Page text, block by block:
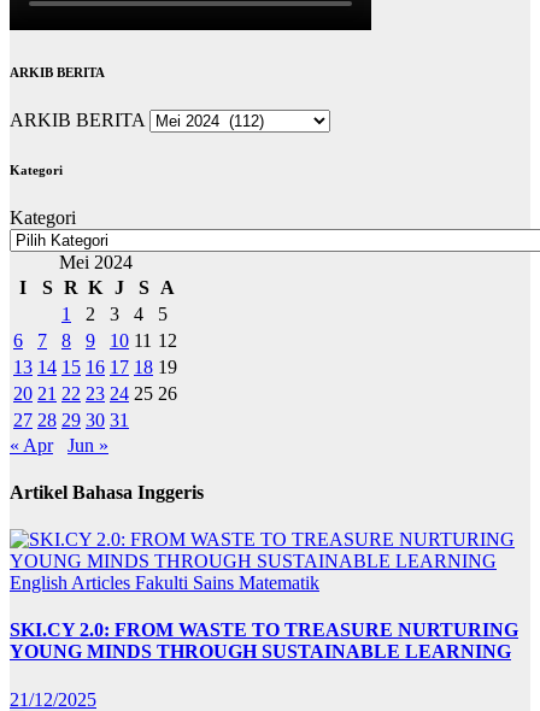
ARKIB BERITA
ARKIB BERITA
Kategori
Kategori
Mei 2024
I
S R K J S
A
1
2 3 4
5
6
7 8 9 10 11 12
13 14 15 16 17 18 19
20 21 22 23 24 25 26
27 28 29 30 31
« Apr
Jun »
Artikel Bahasa Inggeris
English Articles Fakulti Sains Matematik
SKI.CY 2.0: FROM WASTE TO TREASURE NURTURING
YOUNG MINDS THROUGH SUSTAINABLE LEARNING
21/12/2025